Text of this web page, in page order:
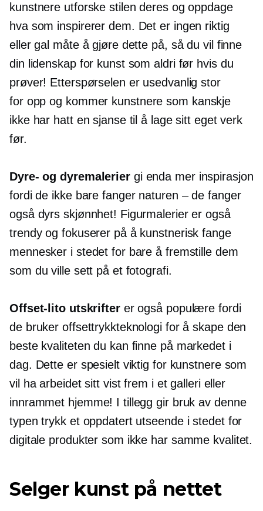
kunstnere utforske stilen deres og oppdage
hva som inspirerer dem. Det er ingen riktig
eller gal måte å gjøre dette på, så du vil finne
din lidenskap for kunst som aldri før hvis du
prøver! Etterspørselen er usedvanlig stor
for opp og kommer kunstnere som kanskje
ikke har hatt en sjanse til å lage sitt eget verk
før.
Dyre- og dyremaleriergi enda mer inspirasjon
fordi de ikke bare fanger naturen – de fanger
også dyrs skjønnhet! Figurmalerier er også
trendy og fokuserer på å kunstnerisk fange
mennesker i stedet for bare å fremstille dem
som du ville sett på et fotografi.
Offset-litoutskrifterer også populære fordi
de bruker offsettrykkteknologi for å skape den
beste kvaliteten du kan finne på markedet i
dag. Dette er spesielt viktig for kunstnere som
vil ha arbeidet sitt vist frem i et galleri eller
innrammet hjemme! I tillegg gir bruk av denne
typen trykk et oppdatert utseende i stedet for
digitale produkter som ikke har samme kvalitet.
Selger kunst på nettet